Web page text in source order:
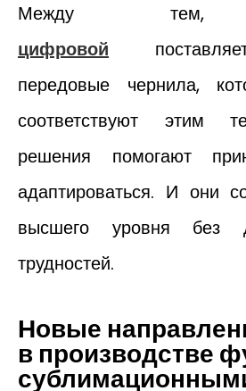
Между
цифровой
передовые чернила,
соответствуют этим
решения помогают
адаптироваться. И они
высшего уровня без
трудностей.
Новые
в производстве